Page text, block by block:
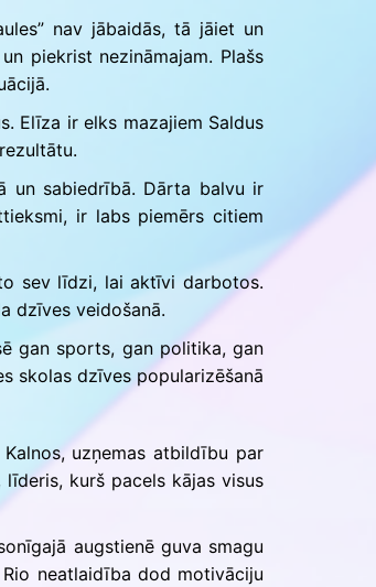
nav jābaidās, tā jāiet un
piekrist nezināmajam. Plašs
Elīza ir elks mazajiem Saldus
un sabiedrībā. Dārta balvu ir
ir labs piemērs citiem
sev līdzi, lai aktīvi darbotos.
dzīves veidošanā.
gan sports, gan politika, gan
skolas dzīves popularizēšanā
uzņemas atbildību par
līderis, kurš pacels kājas visus
augstienē guva smagu
neatlaidība dod motivāciju